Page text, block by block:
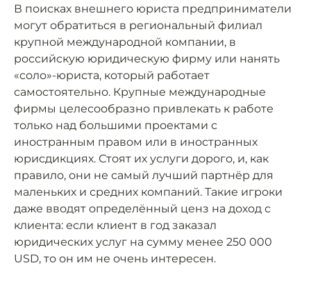
В поисках внешнего юриста предприниматели
могут обратиться в региональный филиал
крупной международной компании, в
российскую юридическую фирму или нанять
«соло»-юриста, который работает
самостоятельно. Крупные международные
фирмы целесообразно привлекать к работе
только над большими проектами с
иностранным правом или в иностранных
юрисдикциях. Стоят их услуги дорого, и, как
правило, они не самый лучший партнёр для
маленьких и средних компаний. Такие игроки
даже вводят определённый ценз на доход с
клиента: если клиент в год заказал
юридических услуг на сумму менее 250 000
USD, то он им не очень интересен.